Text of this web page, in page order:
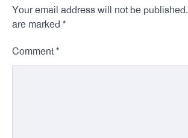
Your email address will not be published.
are marked *
Comment *